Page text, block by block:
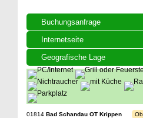
Buchungsanfrage
Internetseite
Geografische Lage
01814 Bad Schandau OT Krippen